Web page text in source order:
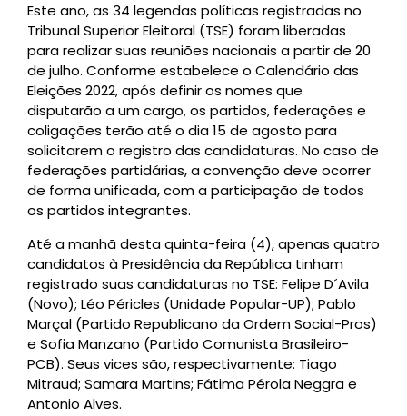
Este ano, as 34 legendas políticas registradas no
Tribunal Superior Eleitoral (TSE) foram liberadas
para realizar suas reuniões nacionais a partir de 20
de julho. Conforme estabelece o Calendário das
Eleições 2022, após definir os nomes que
disputarão a um cargo, os partidos, federações e
coligações terão até o dia 15 de agosto para
solicitarem o registro das candidaturas. No caso de
federações partidárias, a convenção deve ocorrer
de forma unificada, com a participação de todos
os partidos integrantes.
Até a manhã desta quinta-feira (4), apenas quatro
candidatos à Presidência da República tinham
registrado suas candidaturas no TSE: Felipe D´Avila
(Novo); Léo Péricles (Unidade Popular-UP); Pablo
Marçal (Partido Republicano da Ordem Social-Pros)
e Sofia Manzano (Partido Comunista Brasileiro-
PCB). Seus vices são, respectivamente: Tiago
Mitraud; Samara Martins; Fátima Pérola Neggra e
Antonio Alves.